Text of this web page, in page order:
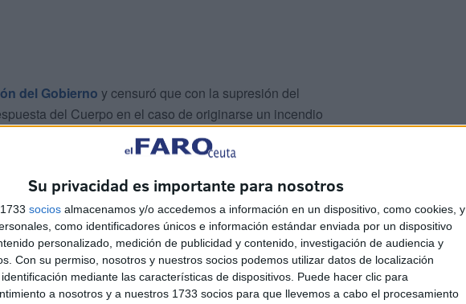
Su privacidad es importante para nosotros
socios almacenamos y/o accedemos a información en un dispositivo, como cookies, y
como identificadores únicos e información estándar enviada por un dispositivo
personalizado, medición de publicidad y contenido, investigación de audiencia y
Con su permiso, nosotros y nuestros socios podemos utilizar datos de localización
mediante las características de dispositivos. Puede hacer clic para
a nosotros y a nuestros 1733 socios para que llevemos a cabo el procesamiento
del Gobierno y censuró que con la supresión del
del Cuerpo en el caso de originarse un incendio
y sin bomberos a la ciudad en el transcurso de
Servicio del SEIS han solicitado insistentemente el
por motivos económicos”, criticó el sindicato,